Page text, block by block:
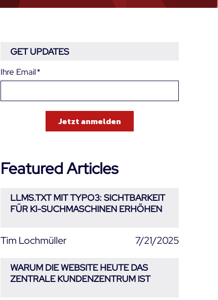
GET UPDATES
Ihre Email*
Featured Articles
LLMS.TXT MIT TYPO3: SICHTBARKEIT
FÜR KI-SUCHMASCHINEN ERHÖHEN
Tim Lochmüller 7/21/2025
WARUM DIE WEBSITE HEUTE DAS
ZENTRALE KUNDENZENTRUM IST